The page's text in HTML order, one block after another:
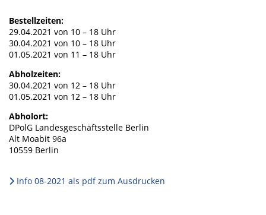
Bestellzeiten:
29.04.2021 von 10 – 18 Uhr
30.04.2021 von 10 – 18 Uhr
01.05.2021 von 11 – 18 Uhr
Abholzeiten:
30.04.2021 von 12 – 18 Uhr
01.05.2021 von 12 – 18 Uhr
Abholort:
DPolG Landesgeschäftsstelle Berlin
Alt Moabit 96a
10559 Berlin
Info 08-2021 als pdf zum Ausdrucken